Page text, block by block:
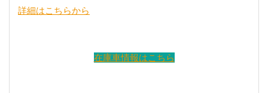
詳細はこちらから
在庫車情報はこちら